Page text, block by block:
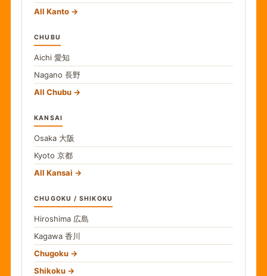
All Kanto
CHUBU
Aichi 愛知
Nagano 長野
All Chubu
KANSAI
Osaka 大阪
Kyoto 京都
All Kansai
CHUGOKU / SHIKOKU
Hiroshima 広島
Kagawa 香川
Chugoku
Shikoku